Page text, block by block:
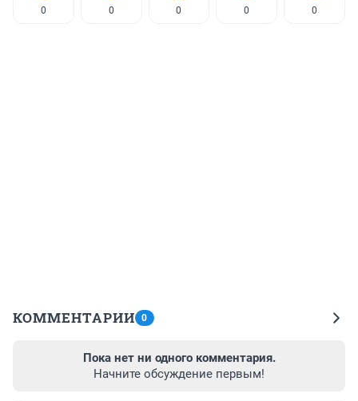
0 0 0 0 0
КОММЕНТАРИИ 0
Пока нет ни одного комментария.
Начните обсуждение первым!